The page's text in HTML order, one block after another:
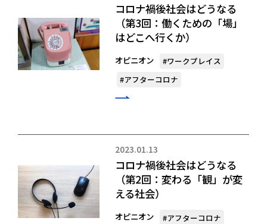
コロナ禍後社会はどうなる
（第3回：働くための「場」
はどこへ行くか）
オピニオン
#ワークプレイス
#アフターコロナ
2023.01.13
コロナ禍後社会はどうなる
（第2回：変わる「観」が変
える社会）
オピニオン #アフターコロナ